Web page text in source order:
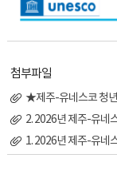
첨부파일
★제주-유네스코 청
2. 2026년 제주-유네
1. 2026년 제주-유네